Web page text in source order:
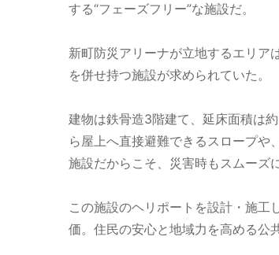
する“フェーズフリー”な施設だ。
新町防災アリーナが立地するエリア
を併せ持つ施設が求められていた。
建物は鉄骨造3階建て、延床面積は
ら屋上へ直接避難できるスロープや
施設だからこそ、災害時もスムーズ
この施設のヘリポートを設計・施
価。住民の安心と地域力を高める公